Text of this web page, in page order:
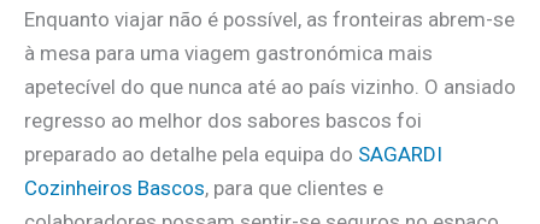
Enquanto viajar não é possível, as fronteiras abrem-se
à mesa para uma viagem gastronómica mais
apetecível do que nunca até ao país vizinho. O ansiado
regresso ao melhor dos sabores bascos foi
preparado ao detalhe pela equipa do SAGARDI
Cozinheiros Bascos, para que clientes e